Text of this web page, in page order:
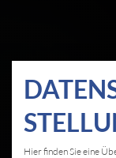
Hier finden Sie eine